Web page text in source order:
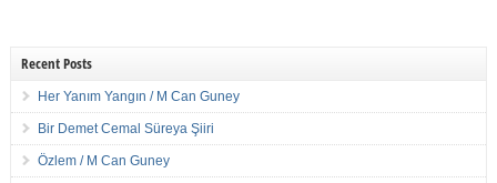
Recent Posts
Her Yanım Yangın / M Can Guney
Bir Demet Cemal Süreya Şiiri
Özlem / M Can Guney